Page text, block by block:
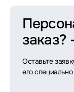
заказ?
Оставьте
его